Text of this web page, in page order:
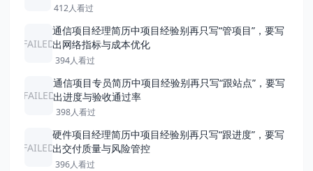
412人看过
FAILED
通信项目经理简历中项目经验别再只写“管项目”，要写
出网络指标与成本优化
394人看过
FAILED
通信项目专员简历中项目经验别再只写“跟站点”，要写
出进度与验收通过率
398人看过
FAILED
硬件项目经理简历中项目经验别再只写“跟进度”，要写
出交付质量与风险管控
396人看过